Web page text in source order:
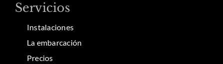
Servicios
Instalaciones
La embarcación
Precios